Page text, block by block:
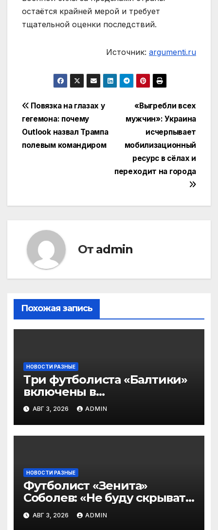
остаётся крайней мерой и требует
тщательной оценки последствий.
Источник: argumenti.ru
Навигация
по
записям
«Выгребли всех
мужчин»: Украина
исчерпывает
мобилизационный
ресурс в сёлах и
переходит на города
Повязка на глазах у
гегемона: почему
Outlook назвал Трампа
полевым командиром
От admin
Похожая запись
НОВОСТИ РАЗНЫЕ
Три футболиста «Балтики»
включены в
символическую сборную
2‑го тура РПЛ по версии
подписчиков МАТЧ
ПРЕМЬЕР
АВГ 3, 2026 ADMIN
НОВОСТИ РАЗНЫЕ
Футболист «Зенита»
Соболев: «Не буду скрывать
— в Оренбурге всегда
тяжело играть»
АВГ 3, 2026 ADMIN